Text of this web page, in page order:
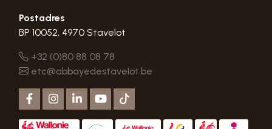
Postadres
BP 10052, 4970 Stavelot
+32 (0)80 88 08 78
etc@abbayedestavelot.be